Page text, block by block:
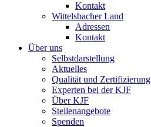
Kontakt
Wittelsbacher Land
Adressen
Kontakt
Über uns
Selbstdarstellung
Aktuelles
Qualität und Zertifizierung
Experten bei der KJF
Über KJF
Stellenangebote
Spenden